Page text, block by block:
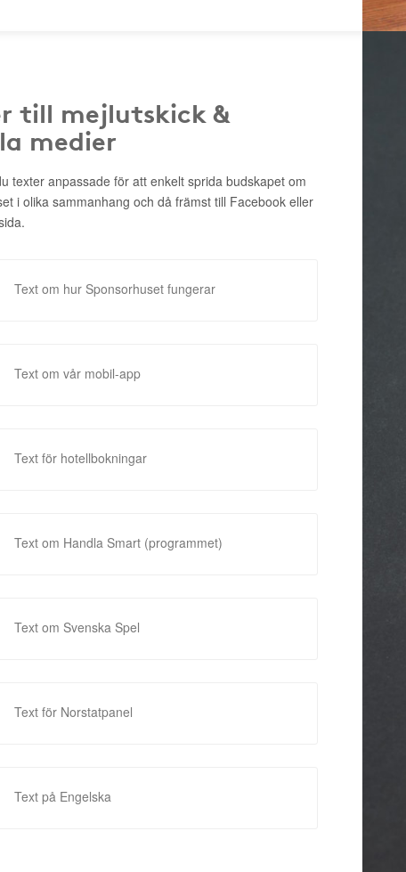
till mejlutskick &
medier
texter anpassade för att enkelt sprida budskapet om
i olika sammanhang och då främst till Facebook eller
Text om hur Sponsorhuset fungerar
Text om vår mobil-app
Text för hotellbokningar
Text om Handla Smart (programmet)
Text om Svenska Spel
Text för Norstatpanel
Text på Engelska